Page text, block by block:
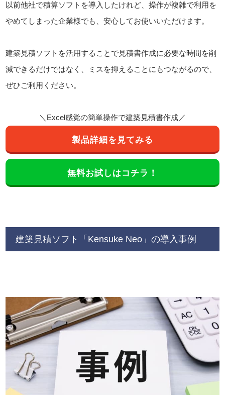
以前他社で積算ソフトを導入したけれど、操作が複雑で利用を
やめてしまった企業様でも、安心してお使いいただけます。
建築見積ソフトを活用することで見積書作成に必要な時間を削
減できるだけではなく、ミスを抑えることにもつながるので、
ぜひご利用ください。
＼Excel感覚の簡単操作で建築見積書作成／
製品詳細を見てみる
無料お試しはコチラ！
建築見積ソフト「Kensuke Neo」の導入事例